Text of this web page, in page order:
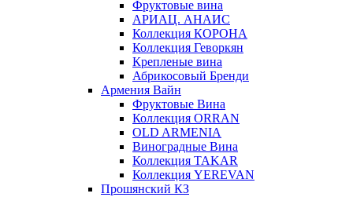
Фруктовые вина
АРИАЦ. АНАИС
Коллекция КОРОНА
Коллекция Геворкян
Крепленые вина
Абрикосовый Бренди
Армения Вайн
Фруктовые Вина
Коллекция ORRAN
OLD ARMENIA
Виноградные Вина
Коллекция TAKAR
Коллекция YEREVAN
Прошянский КЗ